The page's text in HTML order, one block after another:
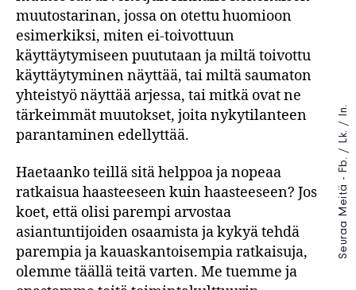
Seuraa Meitä -
Fb.
/
Lk.
/
In.
muutostarinan, jossa on otettu huomioon
esimerkiksi, miten ei-toivottuun
käyttäytymiseen puututaan ja miltä toivottu
käyttäytyminen näyttää, tai miltä saumaton
yhteistyö näyttää arjessa, tai mitkä ovat ne
tärkeimmät muutokset, joita nykytilanteen
parantaminen edellyttää.
Haetaanko teillä sitä helppoa ja nopeaa
ratkaisua haasteeseen kuin haasteeseen? Jos
koet, että olisi parempi arvostaa
asiantuntijoiden osaamista ja kykyä tehdä
parempia ja kauaskantoisempia ratkaisuja,
olemme täällä teitä varten. Me tuemme ja